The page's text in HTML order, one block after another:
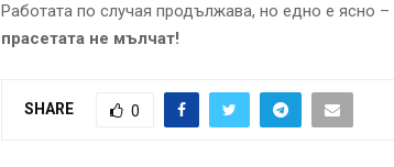
Работата по случая продължава, но едно е ясно –
прасетата не мълчат!
SHARE 0